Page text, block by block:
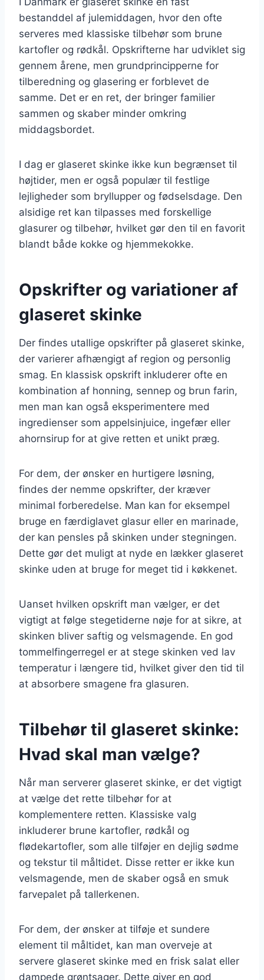
bestanddel af julemiddagen, hvor den ofte
serveres med klassiske tilbehør som brune
kartofler og rødkål. Opskrifterne har udviklet sig
gennem årene, men grundprincipperne for
tilberedning og glasering er forblevet de
samme. Det er en ret, der bringer familier
sammen og skaber minder omkring
middagsbordet.
I dag er glaseret skinke ikke kun begrænset til
højtider, men er også populær til festlige
lejligheder som bryllupper og fødselsdage. Den
alsidige ret kan tilpasses med forskellige
glasurer og tilbehør, hvilket gør den til en favorit
blandt både kokke og hjemmekokke.
Opskrifter og variationer af
glaseret skinke
Der findes utallige opskrifter på glaseret skinke,
der varierer afhængigt af region og personlig
smag. En klassisk opskrift inkluderer ofte en
kombination af honning, sennep og brun farin,
men man kan også eksperimentere med
ingredienser som appelsinjuice, ingefær eller
ahornsirup for at give retten et unikt præg.
For dem, der ønsker en hurtigere løsning,
findes der nemme opskrifter, der kræver
minimal forberedelse. Man kan for eksempel
bruge en færdiglavet glasur eller en marinade,
der kan pensles på skinken under stegningen.
Dette gør det muligt at nyde en lækker glaseret
skinke uden at bruge for meget tid i køkkenet.
Uanset hvilken opskrift man vælger, er det
vigtigt at følge stegetiderne nøje for at sikre, at
skinken bliver saftig og velsmagende. En god
tommelfingerregel er at stege skinken ved lav
temperatur i længere tid, hvilket giver den tid til
at absorbere smagene fra glasuren.
Tilbehør til glaseret skinke:
Hvad skal man vælge?
Når man serverer glaseret skinke, er det vigtigt
at vælge det rette tilbehør for at
komplementere retten. Klassiske valg
inkluderer brune kartofler, rødkål og
flødekartofler, som alle tilføjer en dejlig sødme
og tekstur til måltidet. Disse retter er ikke kun
velsmagende, men de skaber også en smuk
farvepalet på tallerkenen.
For dem, der ønsker at tilføje et sundere
element til måltidet, kan man overveje at
servere glaseret skinke med en frisk salat eller
dampede grøntsager. Dette giver en god